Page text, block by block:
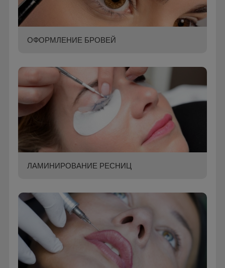
ОФОРМЛЕНИЕ БРОВЕЙ
ЛАМИНИРОВАНИЕ РЕСНИЦ